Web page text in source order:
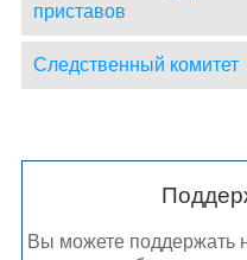
приставов
Следственный комитет
Вы можете поддержать